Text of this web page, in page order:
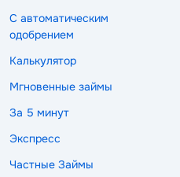
С автоматическим
одобрением
Калькулятор
Мгновенные займы
За 5 минут
Экспресс
Частные Займы